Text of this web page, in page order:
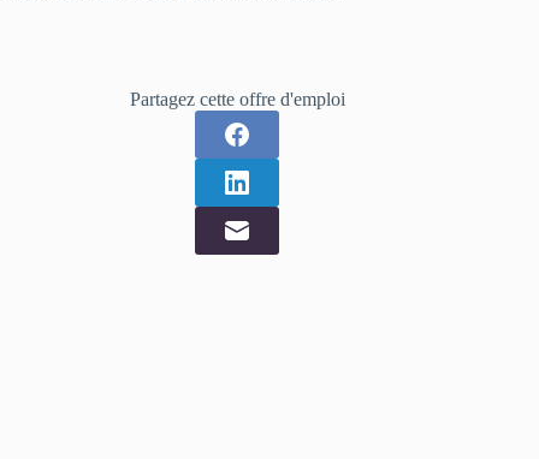
Partagez cette offre d'emploi